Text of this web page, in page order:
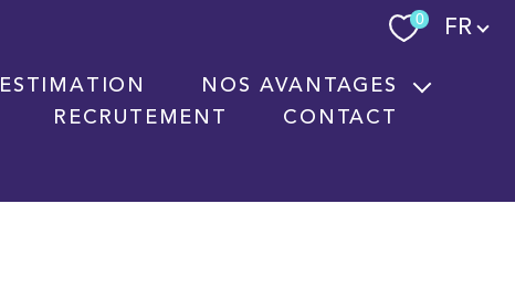
0 Langue
FR
ESTIMATION NOS AVANTAGES
RECRUTEMENT CONTACT